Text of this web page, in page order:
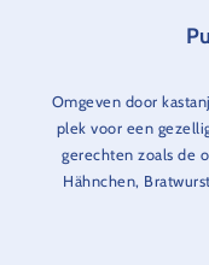
Omgeven door
plek voor een
gerechten zoals de
Hähnchen,